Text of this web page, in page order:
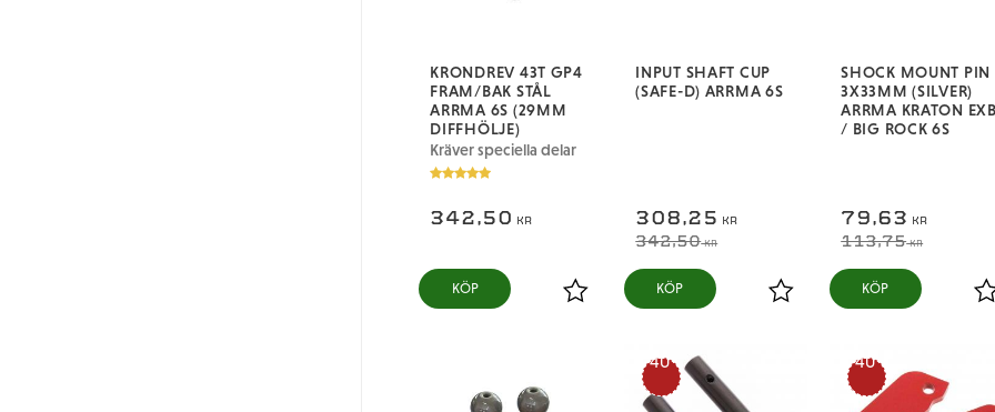
KRONDREV 43T GP4
FRAM/BAK STÅL
ARRMA 6S (29MM
DIFFHÖLJE)
Kräver speciella delar
342,50 KR
Lägg till i favoriter
KÖP
INPUT SHAFT CUP
(SAFE-D) ARRMA 6S
308,25 KR
342,50KR
Lägg till i favoriter
KÖP
SHOCK MOUNT PIN
3X33MM (SILVER)
ARRMA KRATON EXB
/ BIG ROCK 6S
79,63 KR
113,75KR
KÖP
40
%
40
%